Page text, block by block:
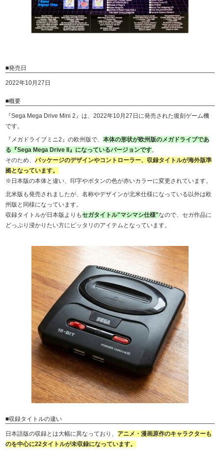
■発売日
2022年10月27日
■概要
『Sega Mega Drive Mini 2』は、2022年10月27日に発売された復刻ゲーム機
です。
『メガドライブミニ2』の欧州版で、本体の形状が欧州版のメガドライブであ
る『Sega Mega Drive II』になっているバージョンです。
そのため、パッケージのデザインやコントローラー、収録タイトルが海外版準
拠となっています。
※日本版の本体と違い、印字やボタンの色が赤いカラーに変更されています。
北米版も発売されましたが、名称やデザインが北米仕様になっている以外は欧
州版と同様になっています。
収録タイトルが日本版よりもセガタイトル"マシマシ仕様"なので、セガ作品に
どっぷり浸かりたい方にピッタリのアイテムとなっています。
■収録タイトルの違い
日本語版の収録とは大幅に異なっており、 アニメ・漫画原作のキャラクターも
のを中心に22タイトルが未収録になっています。